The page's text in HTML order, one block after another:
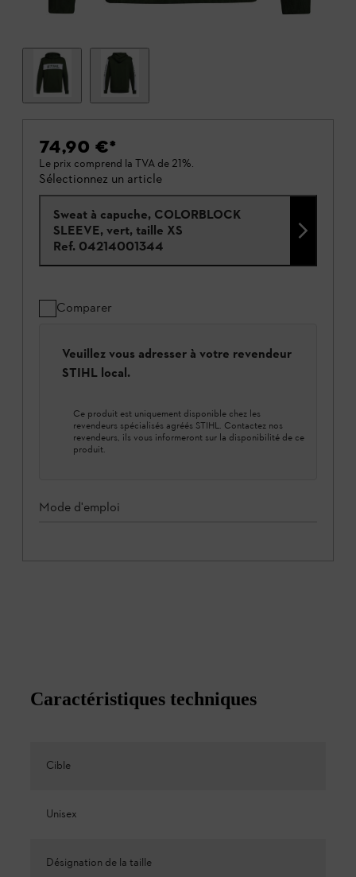
74,90 €*
Le prix comprend la TVA de 21%.
Sélectionnez un article
Sweat à capuche, COLORBLOCK
SLEEVE, vert, taille XS
Ref. 04214001344
Comparer
Veuillez vous adresser à votre revendeur
STIHL local.
Ce produit est uniquement disponible chez les
revendeurs spécialisés agréés STIHL. Contactez nos
revendeurs, ils vous informeront sur la disponibilité de ce
produit.
Mode d'emploi
Caractéristiques techniques
Cible
Unisex
Désignation de la taille